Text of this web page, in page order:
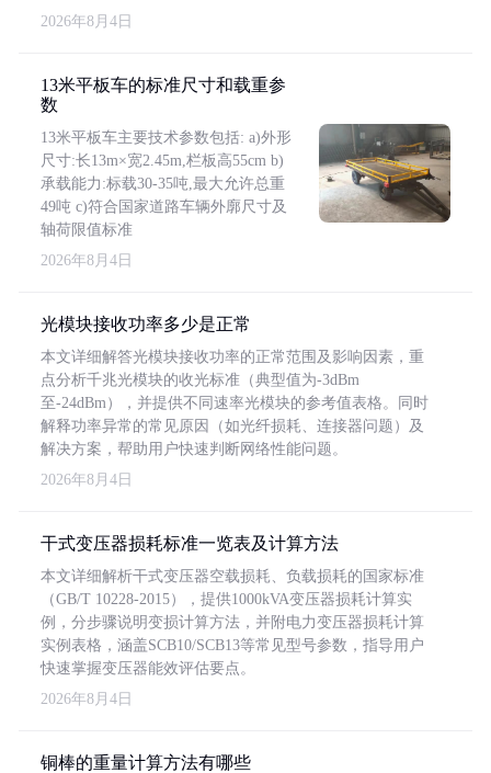
2026年8月4日
13米平板车的标准尺寸和载重参
数
13米平板车主要技术参数包括: a)外形
尺寸:长13m×宽2.45m,栏板高55cm b)
承载能力:标载30-35吨,最大允许总重
49吨 c)符合国家道路车辆外廓尺寸及
轴荷限值标准
2026年8月4日
光模块接收功率多少是正常
本文详细解答光模块接收功率的正常范围及影响因素，重
点分析千兆光模块的收光标准（典型值为-3dBm
至-24dBm），并提供不同速率光模块的参考值表格。同时
解释功率异常的常见原因（如光纤损耗、连接器问题）及
解决方案，帮助用户快速判断网络性能问题。
2026年8月4日
干式变压器损耗标准一览表及计算方法
本文详细解析干式变压器空载损耗、负载损耗的国家标准
（GB/T 10228-2015），提供1000kVA变压器损耗计算实
例，分步骤说明变损计算方法，并附电力变压器损耗计算
实例表格，涵盖SCB10/SCB13等常见型号参数，指导用户
快速掌握变压器能效评估要点。
2026年8月4日
铜棒的重量计算方法有哪些